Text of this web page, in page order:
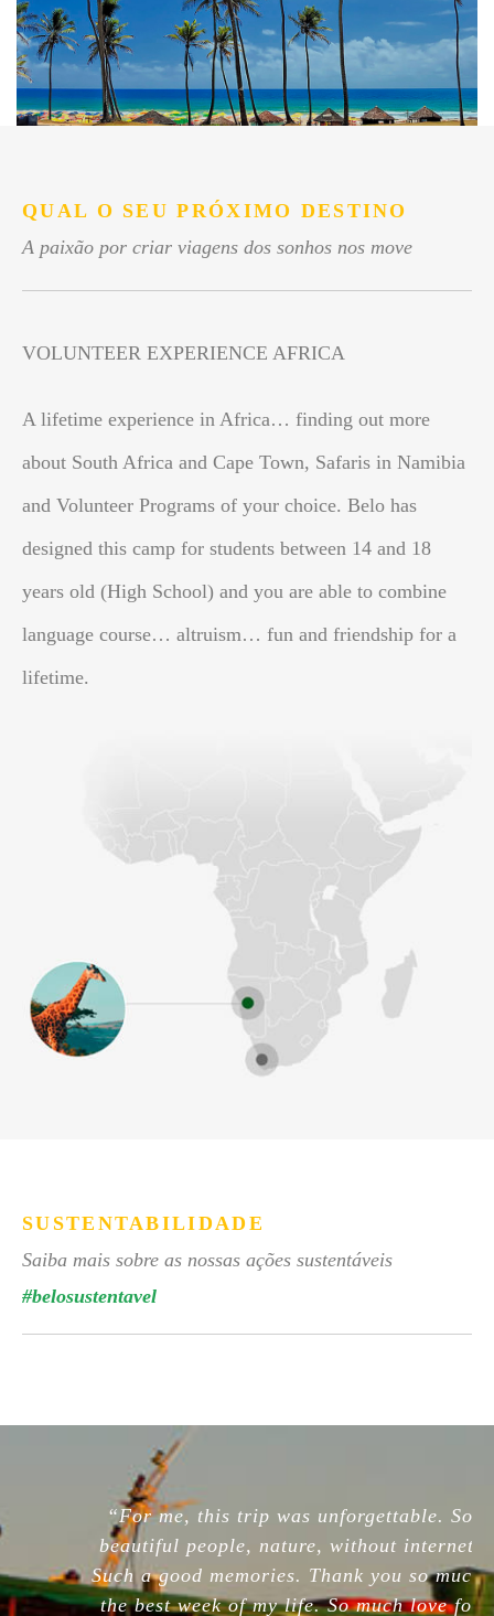
QUAL O SEU PRÓXIMO DESTINO
A paixão por criar viagens dos sonhos nos move
VOLUNTEER EXPERIENCE AFRICA
A lifetime experience in Africa… finding out more
about South Africa and Cape Town, Safaris in Namibia
and Volunteer Programs of your choice. Belo has
designed this camp for students between 14 and 18
years old (High School) and you are able to combine
language course… altruism… fun and friendship for a
lifetime.
SUSTENTABILIDADE
Saiba mais sobre as nossas ações sustentáveis
#belosustentavel
“For me, this trip was unforgettable. So
beautiful people, nature, without internet.
Such a good memories. Thank you so much,
the best week of my life. So much love for